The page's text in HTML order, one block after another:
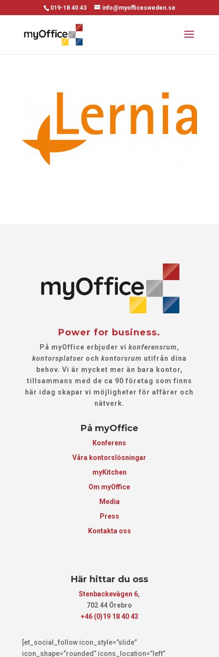
019-18 40 43 info@myofficesweden.se
Power for business.
På myOffice erbjuder vi konferensrum,
kontorsplatseroch kontorsrum utifrån dina
behov. Vi är mycket mer än bara kontor,
tillsammans med de ca 90 företag som finns
här idag skapar vi möjligheter för affärer och
nätverk.
På myOffice
Konferens
Våra kontorslösningar
myKitchen
Om myOffice
Media
Press
Kontakta oss
Här hittar du oss
Stenbackevägen 6,
702 44 Örebro
+46 (0)19 18 40 43
[et_social_follow icon_style=”slide”
icon_shape=”rounded” icons_location=”left”